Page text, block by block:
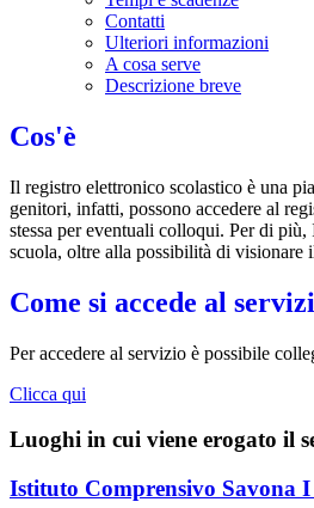
Contatti
Ulteriori informazioni
A cosa serve
Descrizione breve
Cos'è
Il registro elettronico scolastico è una
genitori, infatti, possono accedere al
stessa per eventuali colloqui. Per di
scuola, oltre alla possibilità di visionare
Come si accede al
Per accedere al servizio è possibile
Clicca qui
Luoghi in cui viene erogato il
Istituto Comprensivo Savona